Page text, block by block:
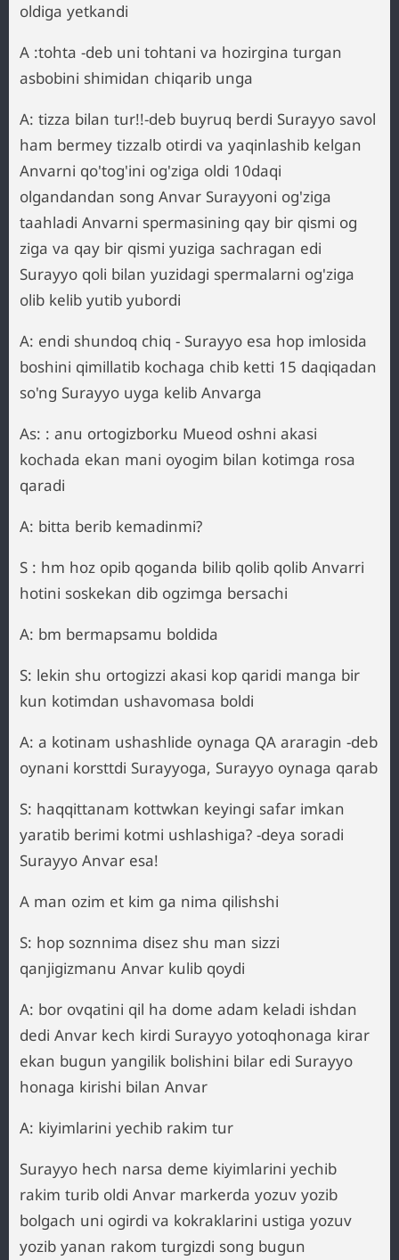
oldiga yetkandi
A :tohta -deb uni tohtani va hozirgina turgan
asbobini shimidan chiqarib unga
A: tizza bilan tur!!-deb buyruq berdi Surayyo savol
ham bermey tizzalb otirdi va yaqinlashib kelgan
Anvarni qo'tog'ini og'ziga oldi 10daqi
olgandandan song Anvar Surayyoni og'ziga
taahladi Anvarni spermasining qay bir qismi og
ziga va qay bir qismi yuziga sachragan edi
Surayyo qoli bilan yuzidagi spermalarni og'ziga
olib kelib yutib yubordi
A: endi shundoq chiq - Surayyo esa hop imlosida
boshini qimillatib kochaga chib ketti 15 daqiqadan
so'ng Surayyo uyga kelib Anvarga
As: : anu ortogizborku Mueod oshni akasi
kochada ekan mani oyogim bilan kotimga rosa
qaradi
A: bitta berib kemadinmi?
S : hm hoz opib qoganda bilib qolib qolib Anvarri
hotini soskekan dib ogzimga bersachi
A: bm bermapsamu boldida
S: lekin shu ortogizzi akasi kop qaridi manga bir
kun kotimdan ushavomasa boldi
A: a kotinam ushashlide oynaga QA araragin -deb
oynani korsttdi Surayyoga, Surayyo oynaga qarab
S: haqqittanam kottwkan keyingi safar imkan
yaratib berimi kotmi ushlashiga? -deya soradi
Surayyo Anvar esa!
A man ozim et kim ga nima qilishshi
S: hop soznnima disez shu man sizzi
qanjigizmanu Anvar kulib qoydi
A: bor ovqatini qil ha dome adam keladi ishdan
dedi Anvar kech kirdi Surayyo yotoqhonaga kirar
ekan bugun yangilik bolishini bilar edi Surayyo
honaga kirishi bilan Anvar
A: kiyimlarini yechib rakim tur
Surayyo hech narsa deme kiyimlarini yechib
rakim turib oldi Anvar markerda yozuv yozib
bolgach uni ogirdi va kokraklarini ustiga yozuv
yozib yanan rakom turgizdi song bugun